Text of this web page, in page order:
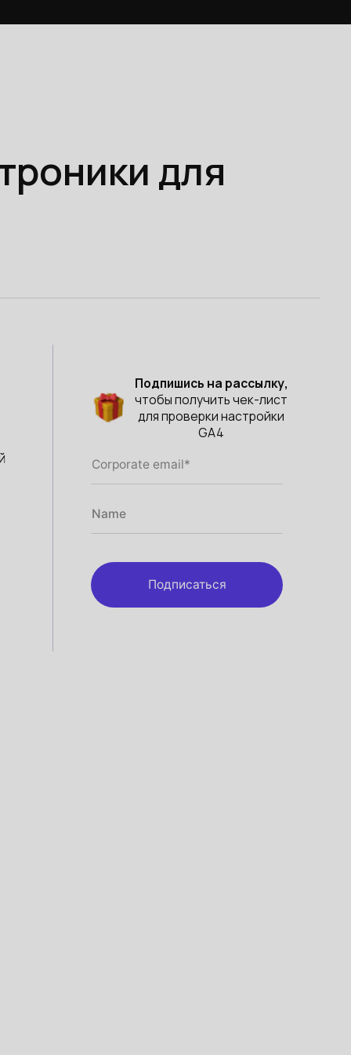
для
Подпишись на рассылку,
чтобы получить чек-лист
для проверки настройки
GA4
Подписаться